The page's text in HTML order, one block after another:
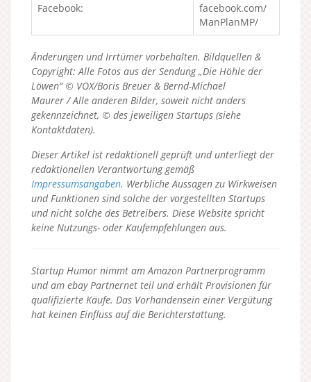
Facebook:
facebook.com/
ManPlanMP/
Änderungen und Irrtümer vorbehalten. Bildquellen &
Copyright: Alle Fotos aus der Sendung „Die Höhle der
Löwen“ © VOX/Boris Breuer & Bernd-Michael
Maurer / Alle anderen Bilder, soweit nicht anders
gekennzeichnet, © des jeweiligen Startups (siehe
Kontaktdaten).
Dieser Artikel ist redaktionell geprüft und unterliegt der
redaktionellen Verantwortung gemäß
Impressumsangaben. Werbliche Aussagen zu Wirkweisen
und Funktionen sind solche der vorgestellten Startups
und nicht solche des Betreibers. Diese Website spricht
keine Nutzungs- oder Kaufempfehlungen aus.
Startup Humor nimmt am Amazon Partnerprogramm
und am ebay Partnernet teil und erhält Provisionen für
qualifizierte Käufe. Das Vorhandensein einer Vergütung
hat keinen Einfluss auf die Berichterstattung.